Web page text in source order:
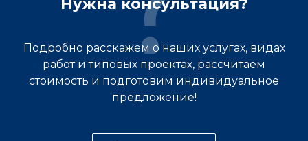
Подробно расскажем о наших услугах, видах
работ и типовых проектах, рассчитаем
стоимость и подготовим индивидуальное
предложение!